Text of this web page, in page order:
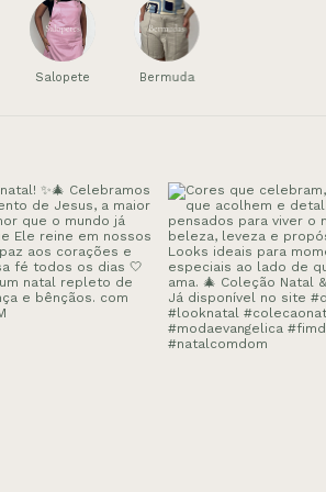
Salopete Bermuda